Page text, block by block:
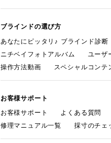
ブラインドの選び方
あなたにピッタリ♪ ブラインド診断
ニチベイフォトアルバム
ユーザ
操作方法動画
スペシャルコンテ
お客様サポート
お客様サポート
よくある質問
修理マニュアル一覧
採寸のチェ